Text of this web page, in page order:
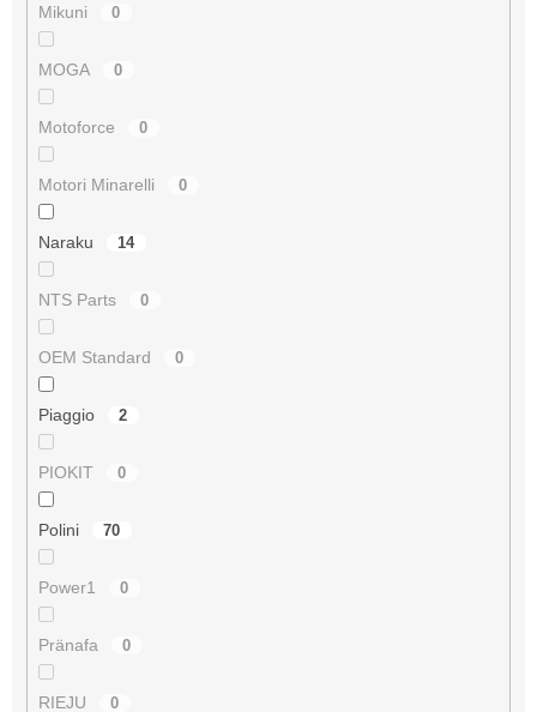
Mikuni 0
MOGA 0
Motoforce 0
Motori Minarelli 0
Naraku 14
NTS Parts 0
OEM Standard 0
Piaggio 2
PIOKIT 0
Polini 70
Power1 0
Pränafa 0
RIEJU 0